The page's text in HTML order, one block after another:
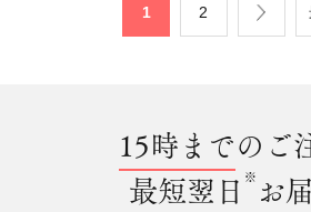
1 2
15時までのご
最短翌日 ※ お